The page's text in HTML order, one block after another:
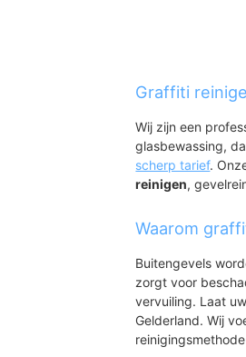
Graffiti
Wij zijn een
glasbewassing,
scherp tarief.
reinigen,
Waarom
Buitengevels
zorgt voor
vervuiling. Laat
Gelderland. Wij